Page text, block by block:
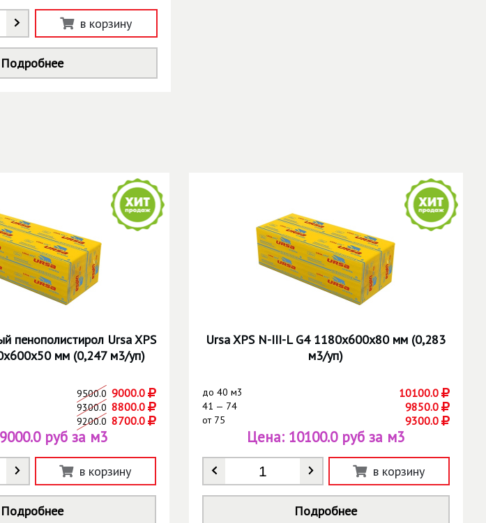
* в корзину
Подробнее
пенополистирол Ursa XPS
мм (0,247 м3/уп)
9500.0 9000.0
9300.0 8800.0
9200.0 8700.0
*
9000.0 руб за м3
в корзину
Подробнее
Ursa XPS N-III-L G4 1180х600х80 мм (0,283
м3/уп)
до 40 м3 10100.0
41 — 74 9850.0
от75 9300.0
Количество *
Цена: 10100.0 руб за м3
в корзину
Подробнее